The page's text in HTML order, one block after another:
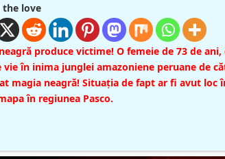
the love
produce victime! O femeie de 73 de
vie în inima junglei amazoniene peruane de
magia neagră! Situația de fapt ar fi avut
în regiunea Pasco.